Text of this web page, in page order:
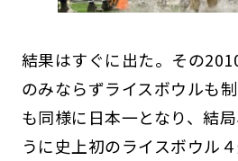
結果はすぐに出た。その
のみならずライスボウルも
も同様に日本一となり、結
うに史上初のライスボウル